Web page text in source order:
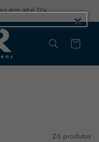
em até 12x
Carrinho
26 produtos